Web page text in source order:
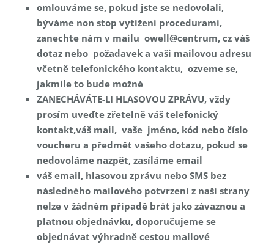
omlouváme se, pokud jste se nedovolali,
býváme non stop vytíženi procedurami,
zanechte nám v mailu owell@centrum, cz váš
dotaz nebo požadavek a vaši mailovou adresu
včetně telefonického kontaktu, ozveme se,
jakmile to bude možné
ZANECHÁVÁTE-LI HLASOVOU ZPRÁVU, vždy
prosím uveďte zřetelně váš telefonický
kontakt,váš mail, vaše jméno, kód nebo číslo
voucheru a předmět vašeho dotazu, pokud se
nedovoláme nazpět, zasíláme email
váš email, hlasovou zprávu nebo SMS bez
následného mailového potvrzení z naší strany
nelze v žádném případě brát jako závaznou a
platnou objednávku, doporučujeme se
objednávat výhradně cestou mailové